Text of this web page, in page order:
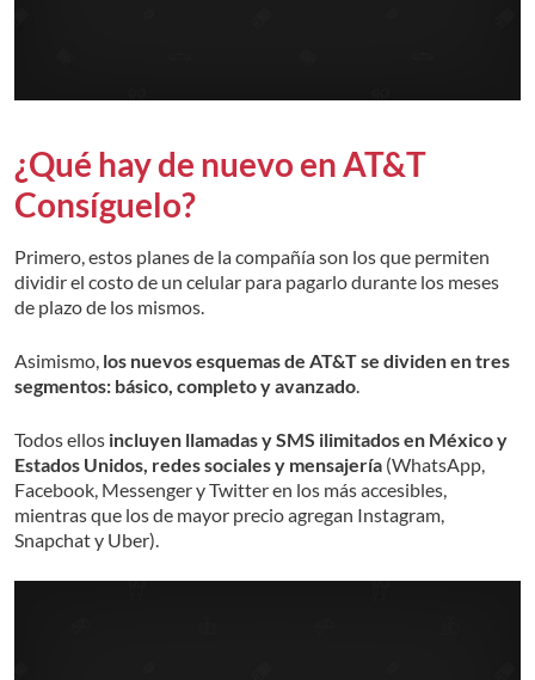
¿Qué hay de nuevo en AT&T
Consíguelo?
Primero, estos planes de la compañía son los que permiten
dividir el costo de un celular para pagarlo durante los meses
de plazo de los mismos.
Asimismo, los nuevos esquemas de AT&T se dividen en tres
segmentos: básico, completo y avanzado.
Todos ellos incluyen llamadas y SMS ilimitados en México y
Estados Unidos, redes sociales y mensajería (WhatsApp,
Facebook, Messenger y Twitter en los más accesibles,
mientras que los de mayor precio agregan Instagram,
Snapchat y Uber).